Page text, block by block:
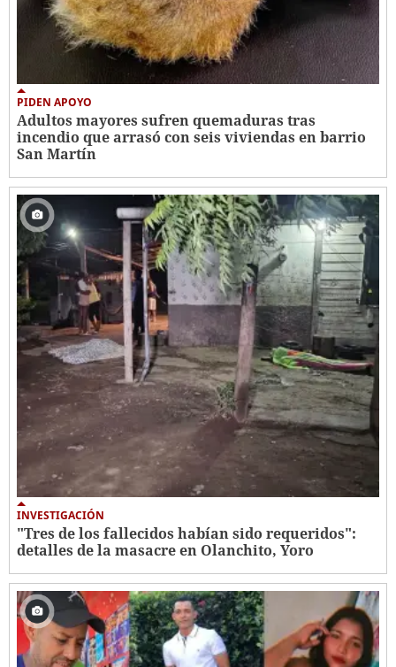
PIDEN APOYO
Adultos mayores sufren quemaduras tras
incendio que arrasó con seis viviendas en barrio
San Martín
INVESTIGACIÓN
"Tres de los fallecidos habían sido requeridos":
detalles de la masacre en Olanchito, Yoro